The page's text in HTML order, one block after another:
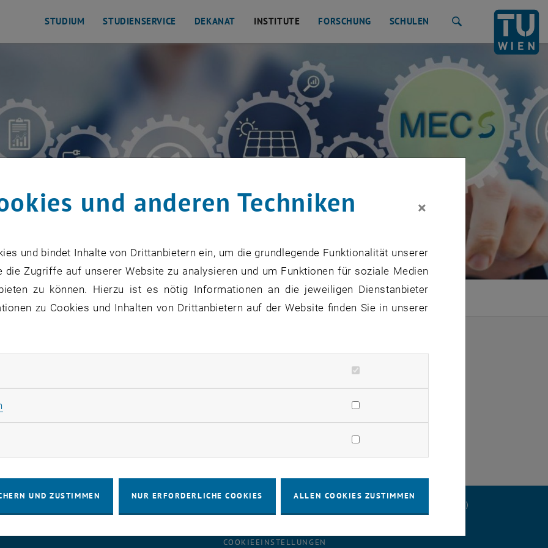
STUDIUM STUDIENSERVICE DEKANAT INSTITUTE FORSCHUNG SCHULEN
Vergangene Veranstaltungen COE MECS Science Day
Science Day
Nov. 15, 2023
is closed.
DATENSCHUTZERKLÄRUNG (PDF)
COOKIEEINSTELLUNGEN
und anderen Techniken ×
und bindet Inhalte von Drittanbietern ein, um die grundlegende Funktionalität unserer
Zugriffe auf unserer Website zu analysieren und um Funktionen für soziale Medien
zu können. Hierzu ist es nötig Informationen an die jeweiligen Dienstanbieter
zu Cookies und Inhalten von Drittanbietern auf der Website finden Sie in unserer
Cookies zulassen
UND ZUSTIMMEN NUR ERFORDERLICHE COOKIES ALLEN COOKIES ZUSTIMMEN